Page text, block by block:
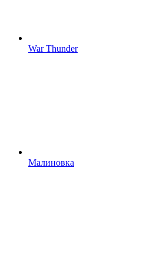
War Thunder
Малиновка